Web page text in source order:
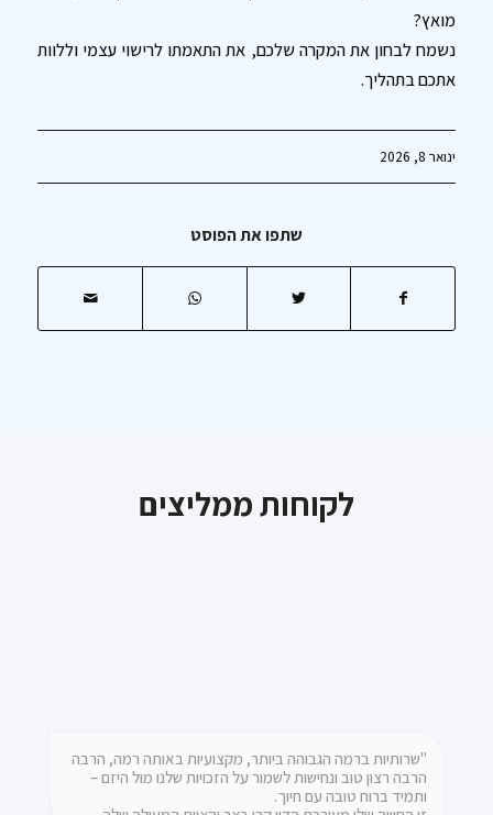
מואץ?
נשמח לבחון את המקרה שלכם, את התאמתו לרישוי עצמי וללוות
אתכם בתהליך.
ינואר 8, 2026
שתפו את הפוסט
לקוחות ממליצים
"שרותיות ברמה הגבוהה ביותר, מקצועיות באותה רמה, הרבה
הרבה רצון טוב ונחישות לשמור על הזכויות שלנו מול היזם –
ותמיד ברוח טובה עם חיוך.
"ברצוני להמליץ על משרד עו"ד קרן בצר, על שירותה,
אמינותה והטיפול המסור. קרן וצוות המשרד מטפלים באופן
ישיר ואישי ודואגים שהלקוח יקבל את הטיפול והשירות הטוב